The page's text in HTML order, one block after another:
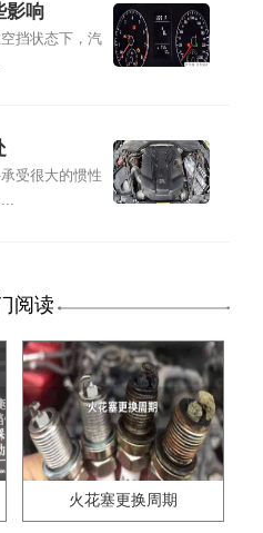
影响
挡状态下，汽
受很大的惯性
阅读
火花塞更换周期